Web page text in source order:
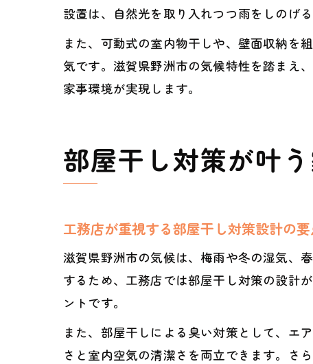
設置は、自然光を取り入れつつ雨をしのげ
また、可動式の室内物干しや、壁面収納を
気です。滋賀県野洲市の気候特性を踏まえ
家事環境が実現します。
部屋干し対策が叶
工務店が重視する部屋干し対策設計の
滋賀県野洲市の気候は、梅雨や冬の湿気、
するため、工務店では部屋干し対策の設計
ントです。
また、部屋干しによる臭い対策として、エ
さと室内空気の清潔さを両立できます。さ